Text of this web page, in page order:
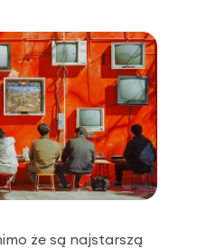
że są najstarszą